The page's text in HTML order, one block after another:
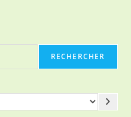
RECHERCHER